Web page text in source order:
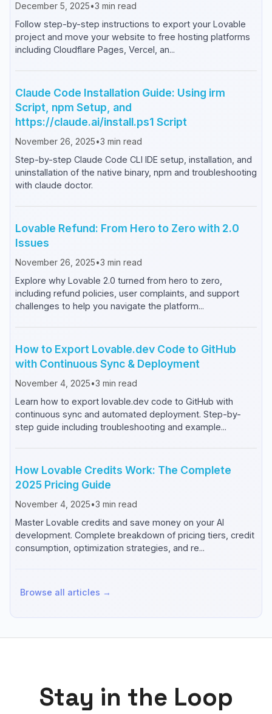
December 5, 2025•3 min read
Follow step-by-step instructions to export your Lovable
project and move your website to free hosting platforms
including Cloudflare Pages, Vercel, an...
Claude Code Installation Guide: Using irm
Script, npm Setup, and
https://claude.ai/install.ps1 Script
November 26, 2025•3 min read
Step-by-step Claude Code CLI IDE setup, installation, and
uninstallation of the native binary, npm and troubleshooting
with claude doctor.
Lovable Refund: From Hero to Zero with 2.0
Issues
November 26, 2025•3 min read
Explore why Lovable 2.0 turned from hero to zero,
including refund policies, user complaints, and support
challenges to help you navigate the platform...
How to Export Lovable.dev Code to GitHub
with Continuous Sync & Deployment
November 4, 2025•3 min read
Learn how to export lovable.dev code to GitHub with
continuous sync and automated deployment. Step-by-
step guide including troubleshooting and example...
How Lovable Credits Work: The Complete
2025 Pricing Guide
November 4, 2025•3 min read
Master Lovable credits and save money on your AI
development. Complete breakdown of pricing tiers, credit
consumption, optimization strategies, and re...
Browse all articles →
Stay in the Loop